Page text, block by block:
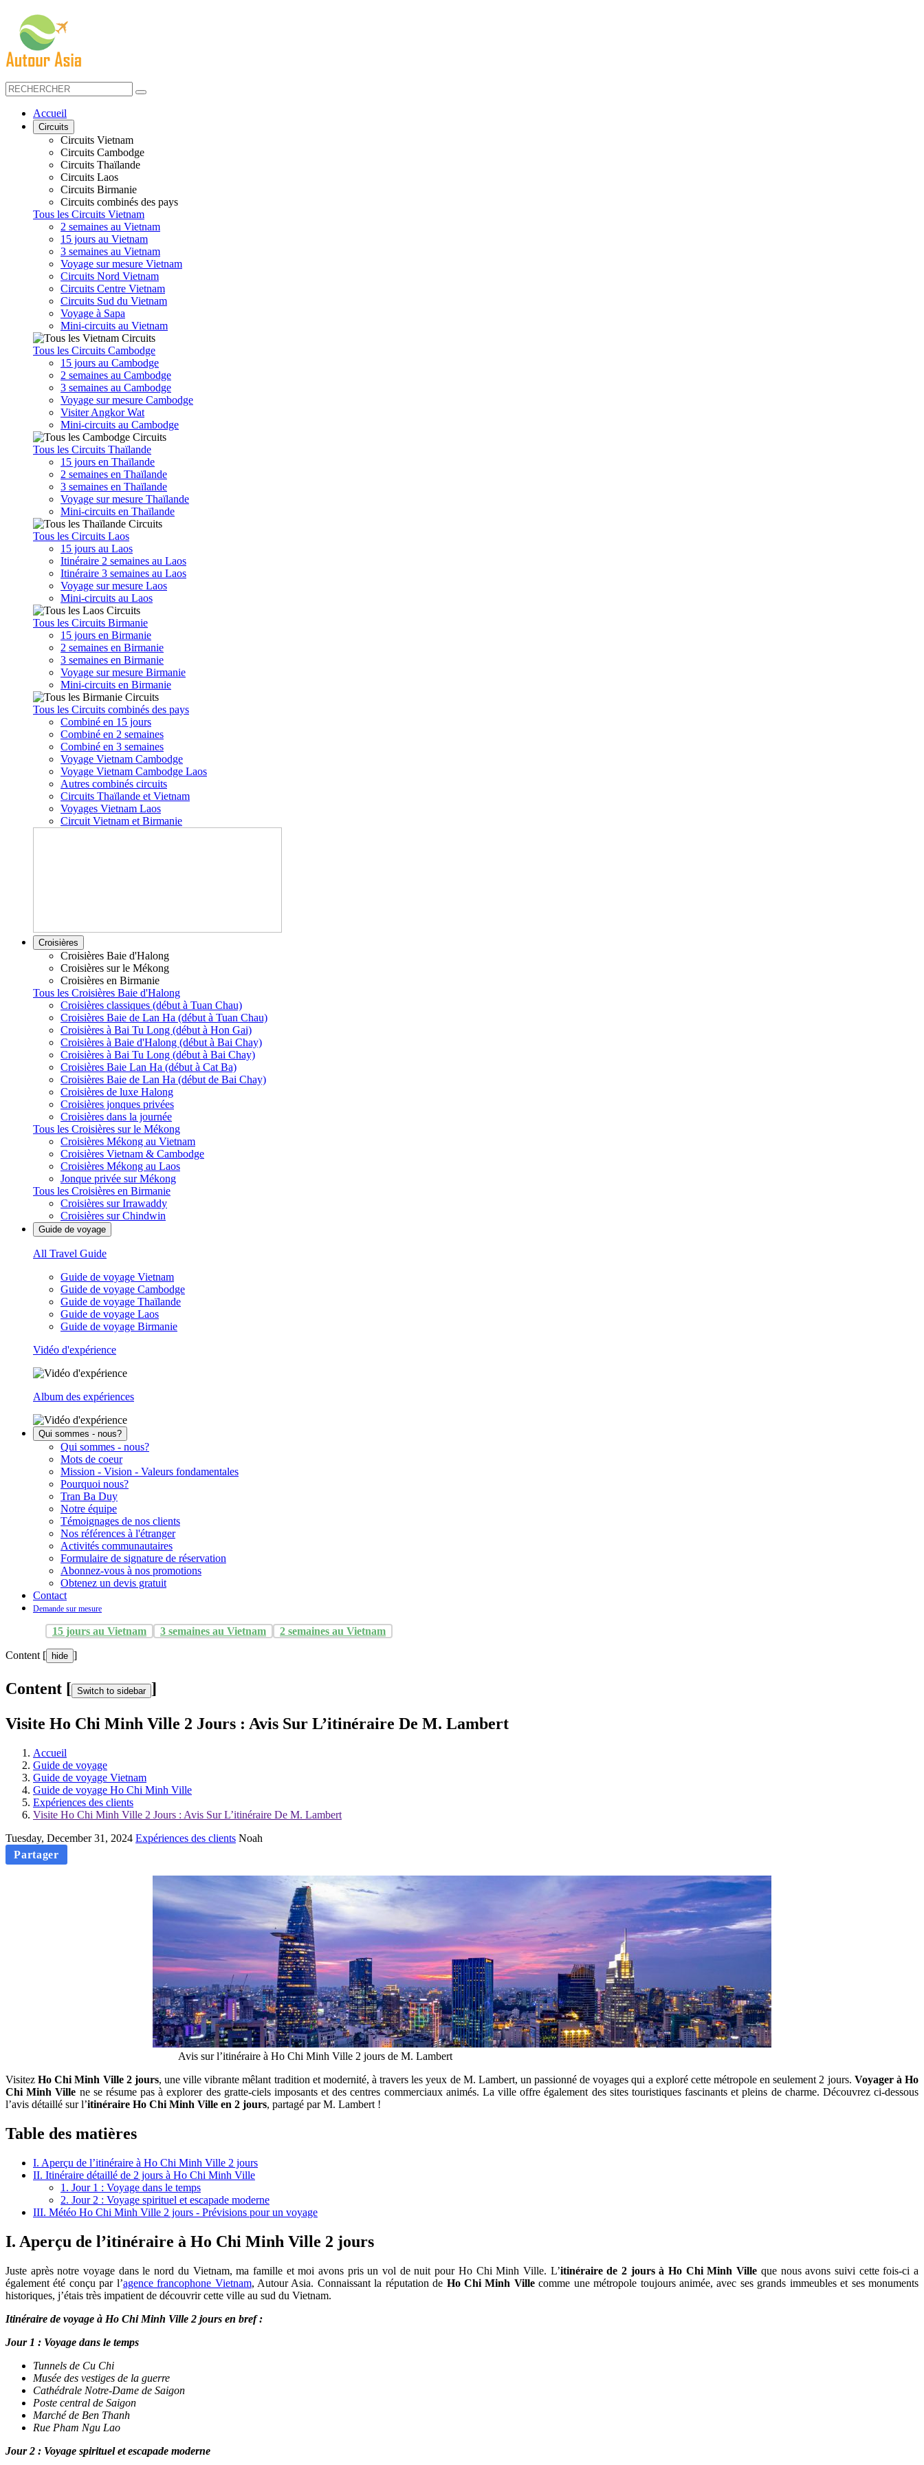
Accueil
Circuits
Circuits Vietnam
Circuits Cambodge
Circuits Thaïlande
Circuits Laos
Circuits Birmanie
Circuits combinés des pays
Tous les Circuits Vietnam
2 semaines au Vietnam
15 jours au Vietnam
3 semaines au Vietnam
Voyage sur mesure Vietnam
Circuits Nord Vietnam
Circuits Centre Vietnam
Circuits Sud du Vietnam
Voyage à Sapa
Mini-circuits au Vietnam
Tous les Circuits Cambodge
15 jours au Cambodge
2 semaines au Cambodge
3 semaines au Cambodge
Voyage sur mesure Cambodge
Visiter Angkor Wat
Mini-circuits au Cambodge
Tous les Circuits Thaïlande
15 jours en Thaïlande
2 semaines en Thaïlande
3 semaines en Thaïlande
Voyage sur mesure Thaïlande
Mini-circuits en Thaïlande
Tous les Circuits Laos
15 jours au Laos
Itinéraire 2 semaines au Laos
Itinéraire 3 semaines au Laos
Voyage sur mesure Laos
Mini-circuits au Laos
Tous les Circuits Birmanie
15 jours en Birmanie
2 semaines en Birmanie
3 semaines en Birmanie
Voyage sur mesure Birmanie
Mini-circuits en Birmanie
Tous les Circuits combinés des pays
Combiné en 15 jours
Combiné en 2 semaines
Combiné en 3 semaines
Voyage Vietnam Cambodge
Voyage Vietnam Cambodge Laos
Autres combinés circuits
Circuits Thaïlande et Vietnam
Voyages Vietnam Laos
Circuit Vietnam et Birmanie
Croisières
Croisières Baie d'Halong
Croisières sur le Mékong
Croisières en Birmanie
Tous les Croisières Baie d'Halong
Croisières classiques (début à Tuan Chau)
Croisières Baie de Lan Ha (début à Tuan Chau)
Croisières à Bai Tu Long (début à Hon Gai)
Croisières à Baie d'Halong (début à Bai Chay)
Croisières à Bai Tu Long (début à Bai Chay)
Croisières Baie Lan Ha (début à Cat Ba)
Croisières Baie de Lan Ha (début de Bai Chay)
Croisières de luxe Halong
Croisières jonques privées
Croisières dans la journée
Tous les Croisières sur le Mékong
Croisières Mékong au Vietnam
Croisières Vietnam & Cambodge
Croisières Mékong au Laos
Jonque privée sur Mékong
Tous les Croisières en Birmanie
Croisières sur Irrawaddy
Croisières sur Chindwin
Guide de voyage
All Travel Guide
Guide de voyage Vietnam
Guide de voyage Cambodge
Guide de voyage Thaïlande
Guide de voyage Laos
Guide de voyage Birmanie
Vidéo d'expérience
Album des expériences
Qui sommes - nous?
Qui sommes - nous?
Mots de coeur
Mission - Vision - Valeurs fondamentales
Pourquoi nous?
Tran Ba Duy
Notre équipe
Témoignages de nos clients
Nos références à l'étranger
Activités communautaires
Formulaire de signature de réservation
Abonnez-vous à nos promotions
Obtenez un devis gratuit
Contact
Demande sur mesure
15 jours au Vietnam 3 semaines au Vietnam 2 semaines au Vietnam
Content [ hide ]
Content [ Switch to sidebar ]
Visite Ho Chi Minh Ville 2 Jours : Avis Sur L’itinéraire De M. Lambert
Accueil
Guide de voyage
Guide de voyage Vietnam
Guide de voyage Ho Chi Minh Ville
Expériences des clients
Visite Ho Chi Minh Ville 2 Jours : Avis Sur L’itinéraire De M. Lambert
Tuesday, December 31, 2024 Expériences des clients Noah
Partager
Avis sur l’itinéraire à Ho Chi Minh Ville 2 jours de M. Lambert
VisitezHo Chi Minh Ville 2 jours, une ville vibrante mêlant tradition et modernité, à travers les yeux de M. Lambert, un passionné de voyages qui a exploré cette métropole en seulement 2 jours. Voyager à Ho
Chi Minh Ville ne se résume pas à explorer des gratte-ciels imposants et des centres commerciaux animés. La ville offre également des sites touristiques fascinants et pleins de charme. Découvrez ci-dessous
l’avis détaillé sur l’itinéraire Ho Chi Minh Ville en 2 jours, partagé par M. Lambert !
Table des matières
I. Aperçu de l’itinéraire à Ho Chi Minh Ville 2 jours
II. Itinéraire détaillé de 2 jours à Ho Chi Minh Ville
1. Jour 1 : Voyage dans le temps
2. Jour 2 : Voyage spirituel et escapade moderne
III. Météo Ho Chi Minh Ville 2 jours - Prévisions pour un voyage
I. Aperçu de l’itinéraire à Ho Chi Minh Ville 2 jours
Juste après notre voyage dans le nord du Vietnam, ma famille et moi avons pris un vol de nuit pour Ho Chi Minh Ville. L’itinéraire de 2 jours à Ho Chi Minh Ville que nous avons suivi cette fois-ci a
également été conçu par l’agence francophone Vietnam, Autour Asia. Connaissant la réputation de Ho Chi Minh Villecomme une métropole toujours animée, avec ses grands immeubles et ses monuments
historiques, j’étais très impatient de découvrir cette ville au sud du Vietnam.
Itinéraire de voyage à Ho Chi Minh Ville 2 jours en bref :
Jour 1 : Voyage dans le temps
Tunnels de Cu Chi
Musée des vestiges de la guerre
Cathédrale Notre-Dame de Saigon
Poste central de Saigon
Marché de Ben Thanh
Rue Pham Ngu Lao
Jour 2 : Voyage spirituel et escapade moderne